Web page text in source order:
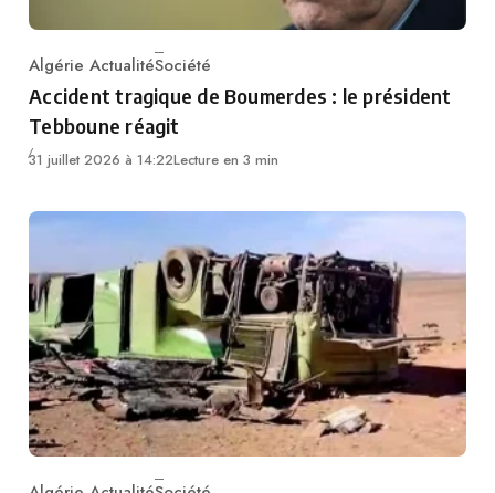
Category
Algérie ActualitéSociété
Accident tragique de Boumerdes : le président
Tebboune réagit
31 juillet 2026 à 14:22Lecture en 3 min